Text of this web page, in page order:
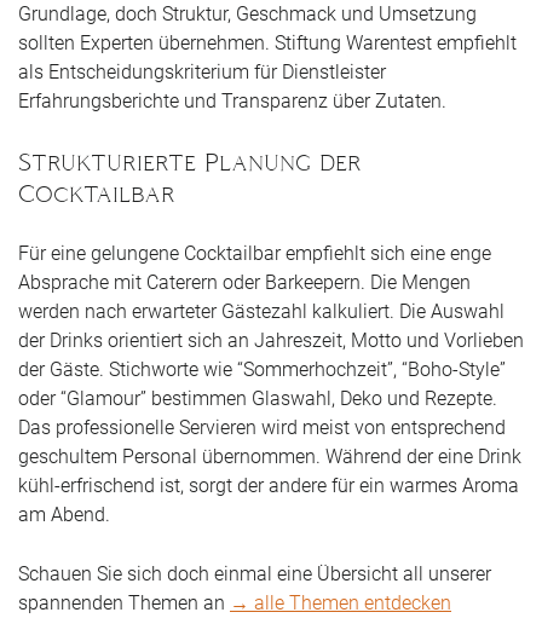
Grundlage, doch Struktur, Geschmack und Umsetzung
sollten Experten übernehmen. Stiftung Warentest empfiehlt
als Entscheidungskriterium für Dienstleister
Erfahrungsberichte und Transparenz über Zutaten.
Strukturierte Planung der
Cocktailbar
Für eine gelungene Cocktailbar empfiehlt sich eine enge
Absprache mit Caterern oder Barkeepern. Die Mengen
werden nach erwarteter Gästezahl kalkuliert. Die Auswahl
der Drinks orientiert sich an Jahreszeit, Motto und Vorlieben
der Gäste. Stichworte wie “Sommerhochzeit”, “Boho-Style”
oder “Glamour” bestimmen Glaswahl, Deko und Rezepte.
Das professionelle Servieren wird meist von entsprechend
geschultem Personal übernommen. Während der eine Drink
kühl-erfrischend ist, sorgt der andere für ein warmes Aroma
am Abend.
Schauen Sie sich doch einmal eine Übersicht all unserer
spannenden Themen an → alle Themen entdecken